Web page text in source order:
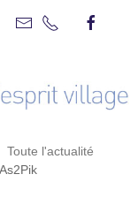
Toute l'actualité